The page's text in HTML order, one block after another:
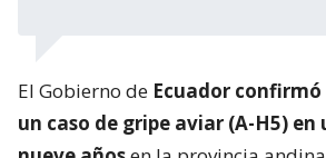
El Gobierno de Ecuador
un caso de gripe aviar (A-H5) en